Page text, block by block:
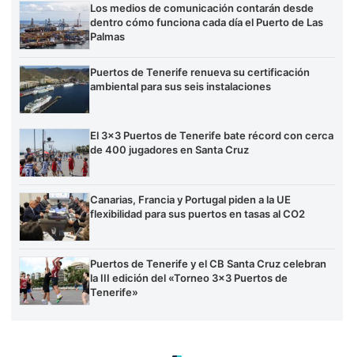
Los medios de comunicación contarán desde
dentro cómo funciona cada día el Puerto de Las
Palmas
Puertos de Tenerife renueva su certificación
ambiental para sus seis instalaciones
El 3×3 Puertos de Tenerife bate récord con cerca
de 400 jugadores en Santa Cruz
Canarias, Francia y Portugal piden a la UE
flexibilidad para sus puertos en tasas al CO2
Puertos de Tenerife y el CB Santa Cruz celebran
la III edición del «Torneo 3×3 Puertos de
Tenerife»